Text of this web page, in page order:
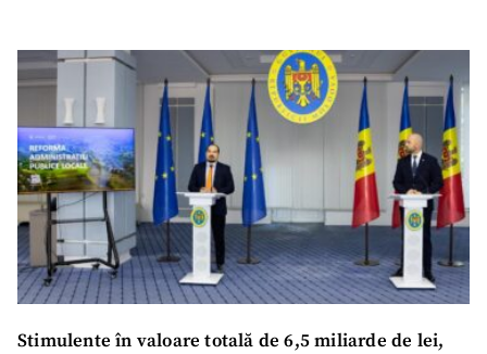
Stimulente în valoare totală de 6,5 miliarde de lei,